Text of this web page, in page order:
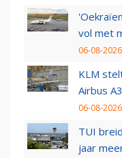
vol met
06-08-
KLM
Airbus
06-08-
TUI
jaar